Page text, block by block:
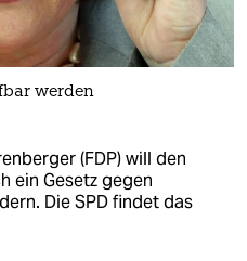
werden
(FDP) will den
ein Gesetz gegen
Die SPD findet das